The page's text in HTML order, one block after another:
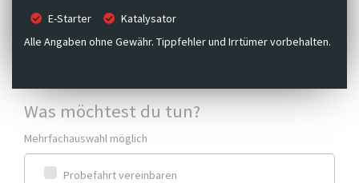
E-Starter
Katalysator
Alle Angaben ohne Gewähr. Tippfehler und Irrtümer vorbehalten.
Was möchtest du tun?
Mehrfachauswahl möglich
Probefahrt vereinbaren